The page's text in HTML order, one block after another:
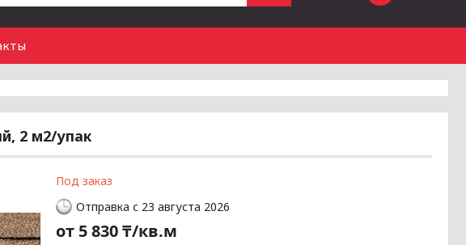
2 м2/упак
Под заказ
Отправка с 23 августа 2026
от 5 830 ₸/кв.м